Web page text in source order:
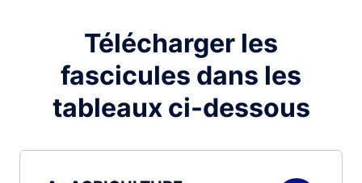
Télécharger les
fascicules dans les
tableaux ci-dessous